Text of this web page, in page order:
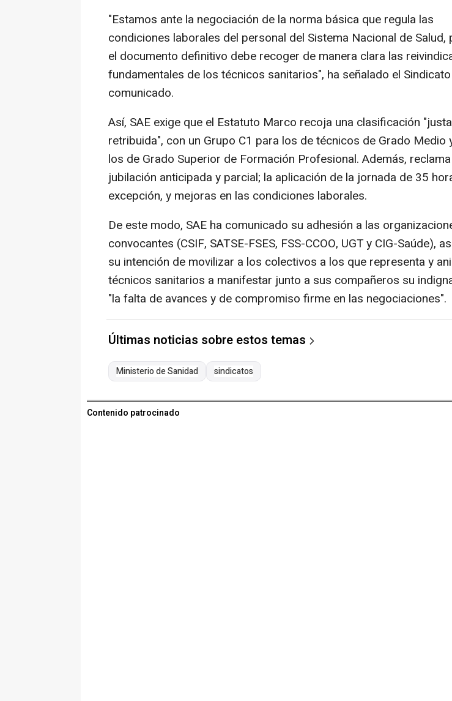
"Estamos ante la negociación de la norma básica que regula las
condiciones laborales del personal del Sistema Nacional de Salud,
el documento definitivo debe recoger de manera clara las
fundamentales de los técnicos sanitarios", ha señalado el
comunicado.
Así, SAE exige que el Estatuto Marco recoja una clasificación
retribuida", con un Grupo C1 para los de técnicos de Grado Medio
los de Grado Superior de Formación Profesional. Además,
jubilación anticipada y parcial; la aplicación de la jornada de 35
excepción, y mejoras en las condiciones laborales.
De este modo, SAE ha comunicado su adhesión a las
convocantes (CSIF, SATSE-FSES, FSS-CCOO, UGT y CIG-Saúde),
su intención de movilizar a los colectivos a los que representa y
técnicos sanitarios a manifestar junto a sus compañeros su
"la falta de avances y de compromiso firme en las negociaciones".
Últimas noticias sobre estos temas
Ministerio de Sanidad sindicatos
Contenido patrocinado